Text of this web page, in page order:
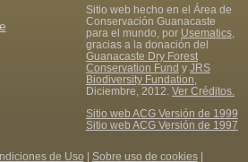
Sitio web hecho en el Área de
Conservación Guanacaste
para el mundo, por Usematics,
gracias a la donación del
Guanacaste Dry Forest
Conservation Fund y JRS
Biodiversity Fundation,
Diciembre, 2012. Ver Créditos.
Sitio web ACG Versión de 1999
Sitio web ACG Versión de 1997
de Uso Sobre uso de cookies|